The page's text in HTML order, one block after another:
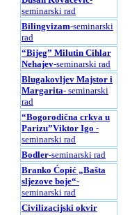
seminarski rad
Bilingvizam-seminarski
rad
“Bijeg” Milutin Cihlar
Nehajev-seminarski rad
Blugakovljev Majstor i
Margarita- seminarski
rad
“Bogorodična crkva u
Parizu”Viktor Igo -
seminarski rad
Bodler-seminarski rad
Branko Ćopić „Bašta
sljezove boje“-
seminarski rad
Civilizacijski okvir